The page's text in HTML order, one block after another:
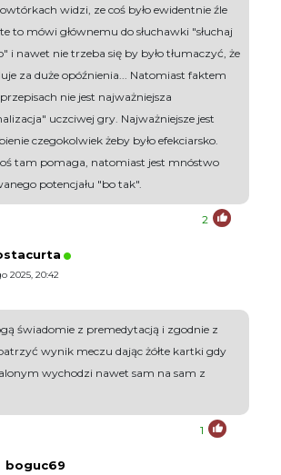
widzi, ze coś było ewidentnie źle
to mówi głównemu do słuchawki "słuchaj
i nawet nie trzeba się by było tłumaczyć, że
za duże opóźnienia... Natomiast faktem
nie jest najważniejsza
uczciwej gry. Najważniejsze jest
czegokolwiek żeby było efekciarsko.
tam pomaga, natomiast jest mnóstwo
potencjału "bo tak".
2
2025, 20:42
świadomie z premedytacją i zgodnie z
wynik meczu dając żółte kartki gdy
wychodzi nawet sam na sam z
1
boguc69